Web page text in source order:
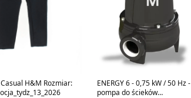
H&M Rozmiar:
ENERGY 6 - 0,75 kW / 50 Hz -
pompa do ścieków